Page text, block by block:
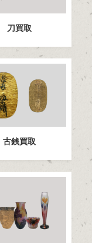
刀買取
古銭買取